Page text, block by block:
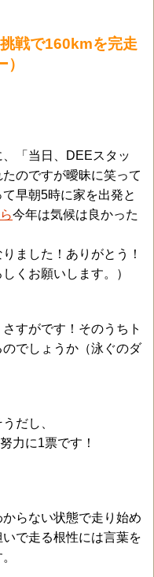
戦で160kmを完走
「当日、DEEスタッ
のですが曖昧に笑って
早朝5時に家を出発と
今年は気候は良かった
ました！ありがとう！
くお願いします。）
すがです！そのうちト
でしょうか（泳ぐのダ
だし、
力に1票です！
らない状態で走り始め
で走る根性には言葉を